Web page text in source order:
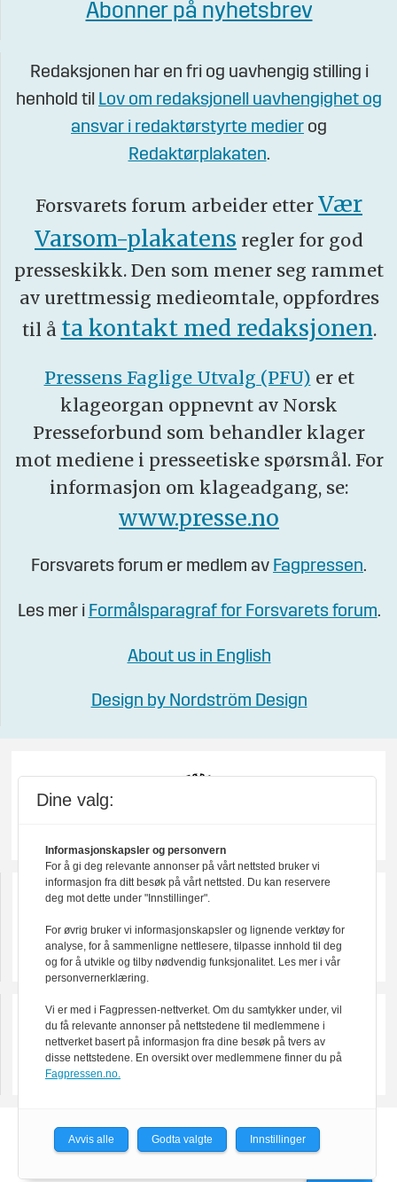
Abonner på nyhetsbrev
Redaksjonen har en fri og uavhengig stilling i
henhold til Lov om redaksjonell uavhengighet og
ansvar i redaktørstyrte medier og
Redaktørplakaten.
Forsvarets forum arbeider etter Vær
Varsom-plakatens regler for god
presseskikk. Den som mener seg rammet
av urettmessig medieomtale, oppfordres
til å ta kontakt med redaksjonen.
Pressens Faglige Utvalg (PFU) er et
klageorgan oppnevnt av Norsk
Presseforbund som behandler klager
mot mediene i presseetiske spørsmål. For
informasjon om klageadgang, se:
www.presse.no
Forsvarets forum er medlem av Fagpressen.
Les mer i Formålsparagraf for Forsvarets forum.
About us in English
Design by Nordström Design
Powered by Labrador CMS
Dine valg:
Informasjonskapsler og personvern
For å gi deg relevante annonser på vårt nettsted bruker vi
informasjon fra ditt besøk på vårt nettsted. Du kan reservere
deg mot dette under "Innstillinger".
For øvrig bruker vi informasjonskapsler og lignende verktøy for
analyse, for å sammenligne nettlesere, tilpasse innhold til deg
og for å utvikle og tilby nødvendig funksjonalitet. Les mer i vår
personvernerklæring.
Vi er med i Fagpressen-nettverket. Om du samtykker under, vil
du få relevante annonser på nettstedene til medlemmene i
nettverket basert på informasjon fra dine besøk på tvers av
disse nettstedene. En oversikt over medlemmene finner du på
Fagpressen.no.
Avvis alle Godta valgte Innstillinger